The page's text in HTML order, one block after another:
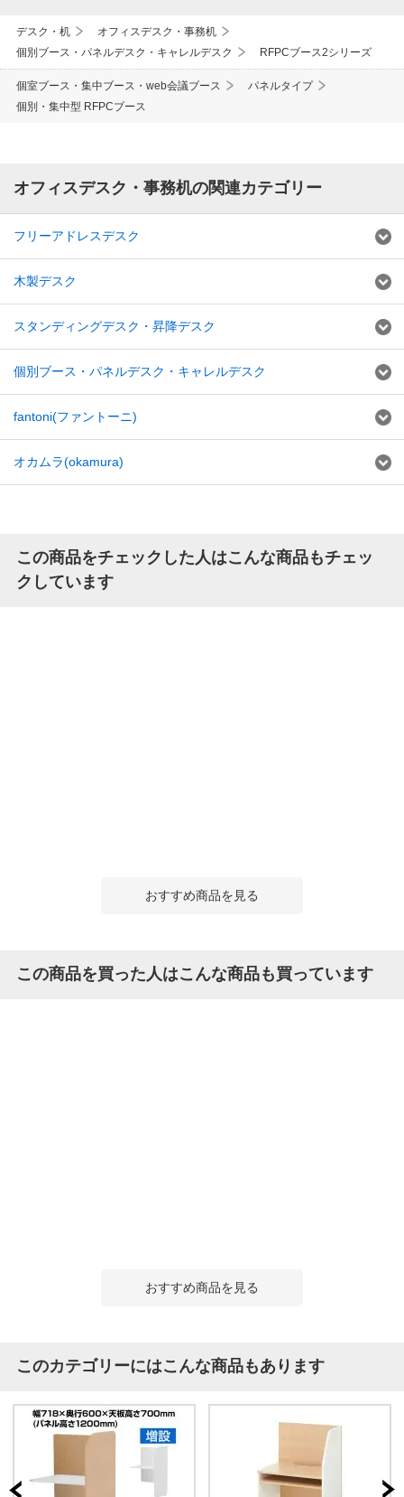
デスク・机
オフィスデスク・事務机
個別ブース・パネルデスク・キャレルデスク
RFPCブース2シリーズ
個室ブース・集中ブース・web会議ブース
パネルタイプ
個別・集中型 RFPCブース
オフィスデスク・事務机の関連カテゴリー
フリーアドレスデスク
木製デスク
スタンディングデスク・昇降デスク
個別ブース・パネルデスク・キャレルデスク
fantoni(ファントーニ)
オカムラ(okamura)
この商品をチェックした人はこんな商品もチェッ
クしています
おすすめ商品を見る
この商品を買った人はこんな商品も買っています
おすすめ商品を見る
このカテゴリーにはこんな商品もあります